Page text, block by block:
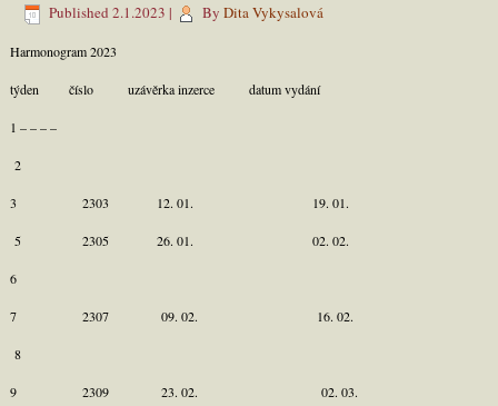
Published 2.1.2023 | By Dita Vykysalová
Harmonogram 2023
týden číslo uzávěrka inzerce datum vydání
1 – – – –
2
3 2303 12. 01. 19. 01.
5 2305 26. 01. 02. 02.
6
7 2307 09. 02. 16. 02.
8
9 2309 23. 02. 02. 03.